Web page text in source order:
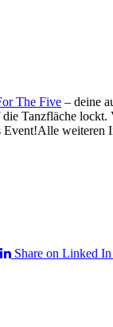
The Five – deine
Tanzfläche
Event!Alle weiteren
Share on Linked In